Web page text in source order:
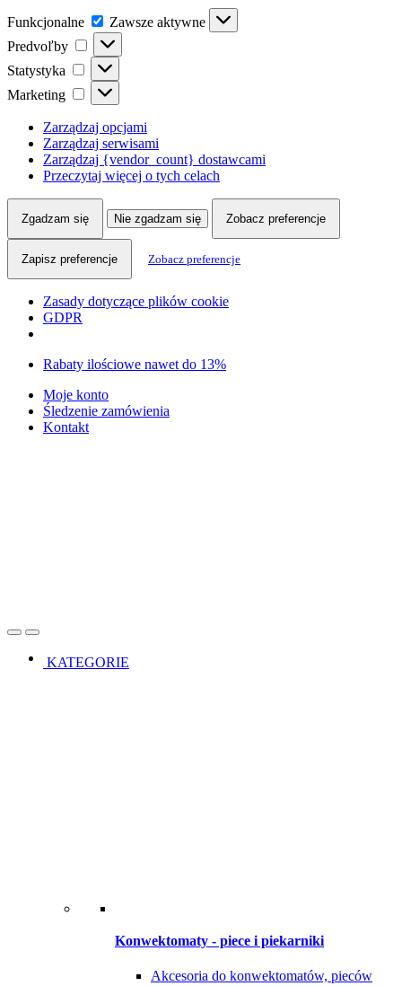
Funkcjonalne Funkcjonalne
Zawsze aktywne
Predvoľby
Predvoľby
Statystyka Statystyka
Marketing Marketing
Zarządzaj opcjami
Zarządzaj serwisami
Zarządzaj {vendor_count} dostawcami
Przeczytaj więcej o tych celach
Zgadzam się Nie zgadzam się Zobacz preferencje
Zapisz preferencje Zobacz preferencje
Zasady dotyczące plików cookie
GDPR
Skip
navigation
Skip
content
Rabaty ilościowe nawet do 13%
Moje konto
Śledzenie zamówienia
Kontakt
OpenClose
KATEGORIE
Konwektomaty - piece i piekarniki
Akcesoria do konwektomatów, pieców